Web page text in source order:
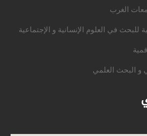
الغرب
للبحث في العلوم الإنسانية و الإجتماعية
و البحث العلمي